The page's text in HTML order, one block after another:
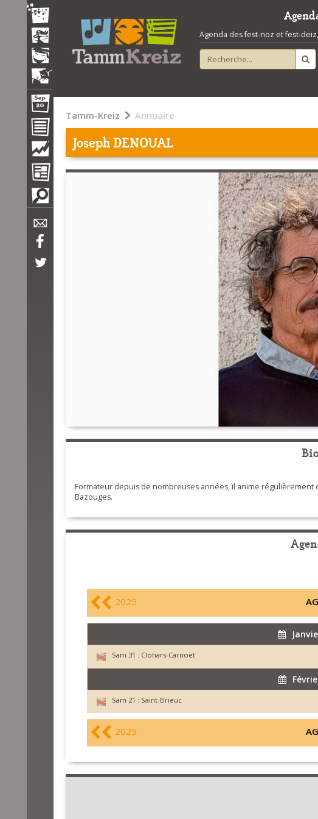
Agenda des fest-noz et fest-
Tamm-Kreiz Annuaire
Joseph DENOUAL
Formateur depuis de nombreuses années, il anime régulièrement
Bazouges.
2025
Sam 31 : Clohars-Carnoët
Sam 21 : Saint-Brieuc
2025